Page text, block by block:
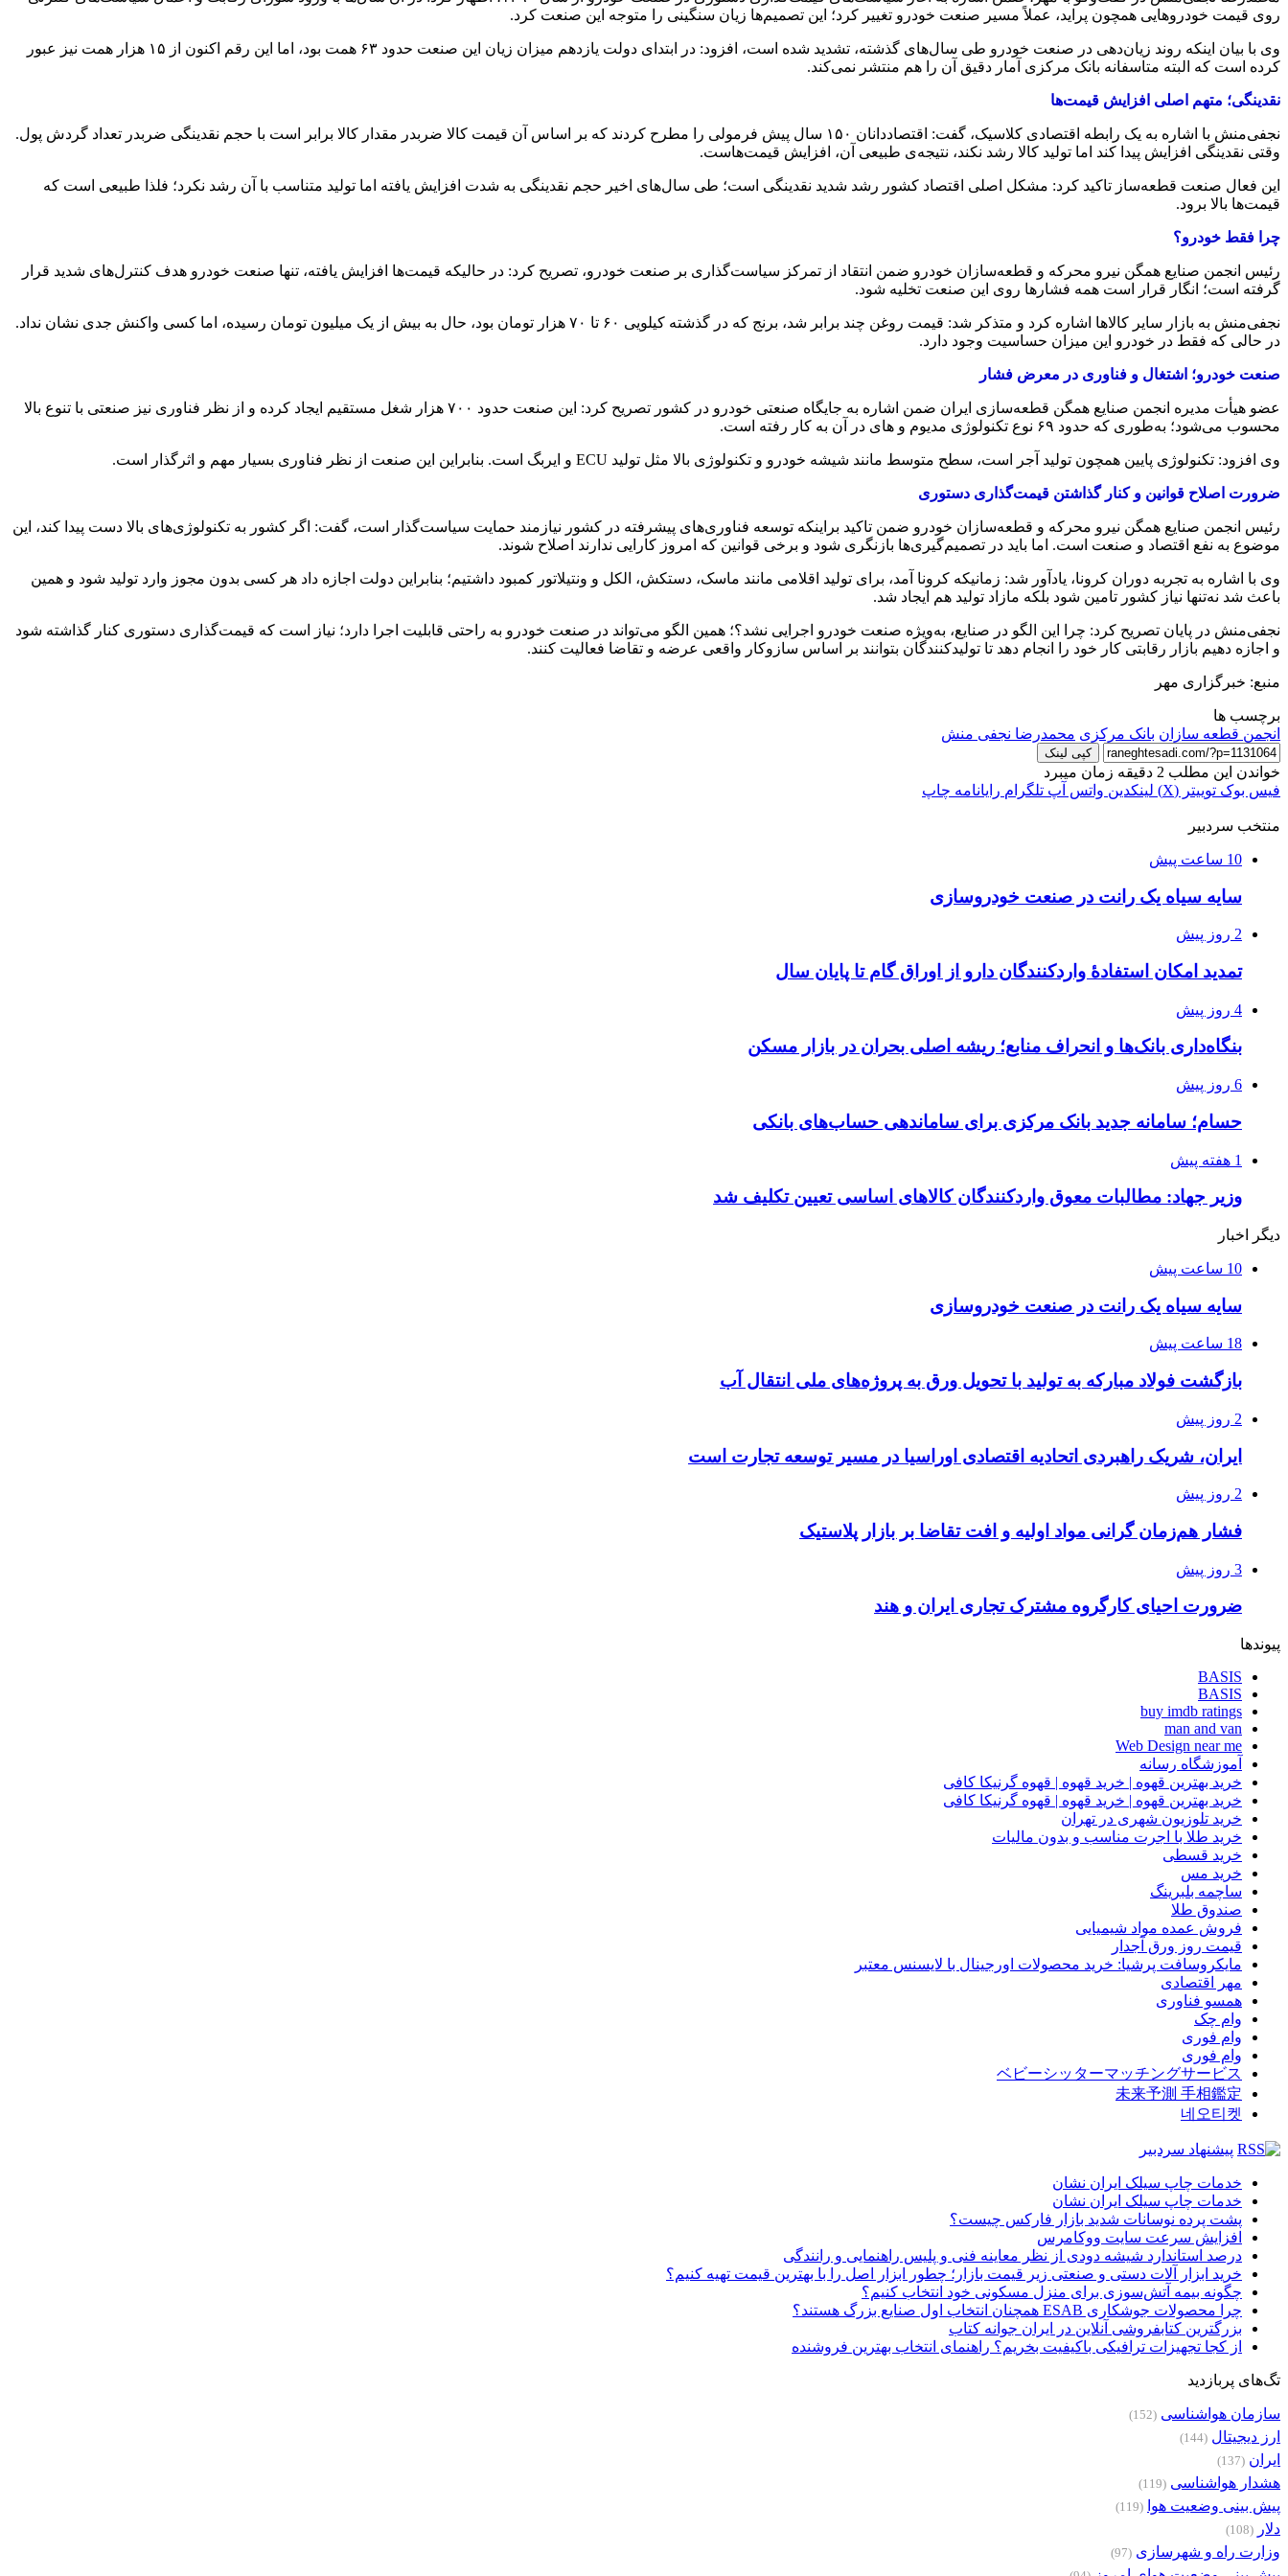
روی قیمت خودروهایی همچون پراید، عملاً مسیر صنعت خودرو تغییر کرد؛ این تصمیم‌ها زیان سنگینی را متوجه این صنعت کرد.
وی با بیان اینکه روند زیان‌دهی در صنعت خودرو طی سال‌های گذشته، تشدید شده است، افزود: در ابتدای دولت یازدهم میزان زیان این صنعت حدود ۶۳ همت بود، اما این رقم اکنون از ۱۵ هزار همت نیز عبور
کرده است که البته متاسفانه بانک مرکزی آمار دقیق آن را هم منتشر نمی‌کند.
نقدینگی؛ متهم اصلی افزایش قیمت‌ها
نجفی‌منش با اشاره به یک رابطه اقتصادی کلاسیک، گفت: اقتصاددانان ۱۵۰ سال پیش فرمولی را مطرح کردند که بر اساس آن قیمت کالا ضربدر مقدار کالا برابر است با حجم نقدینگی ضربدر تعداد گردش پول.
وقتی نقدینگی افزایش پیدا کند اما تولید کالا رشد نکند، نتیجه‌ی طبیعی آن، افزایش قیمت‌هاست.
این فعال صنعت قطعه‌ساز تاکید کرد: مشکل اصلی اقتصاد کشور رشد شدید نقدینگی است؛ طی سال‌های اخیر حجم نقدینگی به شدت افزایش یافته اما تولید متناسب با آن رشد نکرد؛ فلذا طبیعی است که
قیمت‌ها بالا برود.
چرا فقط خودرو؟
رئیس انجمن صنایع همگن نیرو محرکه و قطعه‌سازان خودرو ضمن انتقاد از تمرکز سیاست‌گذاری بر صنعت خودرو، تصریح کرد: در حالیکه قیمت‌ها افزایش یافته، تنها صنعت خودرو هدف کنترل‌های شدید قرار
گرفته است؛ انگار قرار است همه فشارها روی این صنعت تخلیه شود.
نجفی‌منش به بازار سایر کالاها اشاره کرد و متذکر شد: قیمت روغن چند برابر شد، برنج که در گذشته کیلویی ۶۰ تا ۷۰ هزار تومان بود، حال به بیش از یک میلیون تومان رسیده، اما کسی واکنش جدی نشان نداد.
در حالی که فقط در خودرو این میزان حساسیت وجود دارد.
صنعت خودرو؛ اشتغال و فناوری در معرض فشار
عضو هیأت مدیره انجمن صنایع همگن قطعه‌سازی ایران ضمن اشاره به جایگاه صنعتی خودرو در کشور تصریح کرد: این صنعت حدود ۷۰۰ هزار شغل مستقیم ایجاد کرده و از نظر فناوری نیز صنعتی با تنوع بالا
محسوب می‌شود؛ به‌طوری که حدود ۶۹ نوع تکنولوژی مدیوم و های در آن به کار رفته است.
وی افزود: تکنولوژی پایین همچون تولید آجر است، سطح متوسط مانند شیشه خودرو و تکنولوژی بالا مثل تولید ECU و ایربگ است. بنابراین این صنعت از نظر فناوری بسیار مهم و اثرگذار است.
ضرورت اصلاح قوانین و کنار گذاشتن قیمت‌گذاری دستوری
رئیس انجمن صنایع همگن نیرو محرکه و قطعه‌سازان خودرو ضمن تاکید براینکه توسعه فناوری‌های پیشرفته در کشور نیازمند حمایت سیاست‌گذار است، گفت: اگر کشور به تکنولوژی‌های بالا دست پیدا کند، این
موضوع به نفع اقتصاد و صنعت است. اما باید در تصمیم‌گیری‌ها بازنگری شود و برخی قوانین که امروز کارایی ندارند اصلاح شوند.
وی با اشاره به تجربه دوران کرونا، یادآور شد: زمانیکه کرونا آمد، برای تولید اقلامی مانند ماسک، دستکش، الکل و ونتیلاتور کمبود داشتیم؛ بنابراین دولت اجازه داد هر کسی بدون مجوز وارد تولید شود و همین
باعث شد نه‌تنها نیاز کشور تامین شود بلکه مازاد تولید هم ایجاد شد.
نجفی‌منش در پایان تصریح کرد: چرا این الگو در صنایع، به‌ویژه صنعت خودرو اجرایی نشد؟؛ همین الگو می‌تواند در صنعت خودرو به راحتی قابلیت اجرا دارد؛ نیاز است که قیمت‌گذاری دستوری کنار گذاشته شود
و اجازه دهیم بازار رقابتی کار خود را انجام دهد تا تولیدکنندگان بتوانند بر اساس سازوکار واقعی عرضه و تقاضا فعالیت کنند.
منبع: خبرگزاری مهر
برچسب ها
انجمن قطعه سازان بانک مرکزی محمدرضا نجفی منش
کپی لینک
خواندن این مطلب 2 دقیقه زمان میبرد
فیس بوک توییتر (X) لینکدین واتس آپ تلگرام رایانامه چاپ
منتخب سردبیر
10 ساعت پیش
سایه سیاه یک رانت در صنعت خودروسازی
2 روز پیش
تمدید امکان استفادۀ واردکنندگان دارو از اوراق گام تا پایان سال
4 روز پیش
بنگاه‌داری بانک‌ها و انحراف منابع؛ ریشه اصلی بحران در بازار مسکن
6 روز پیش
حسام؛ سامانه جدید بانک مرکزی برای ساماندهی حساب‌های بانکی
1 هفته پیش
وزیر جهاد: مطالبات معوق واردکنندگان کالاهای اساسی تعیین تکلیف شد
دیگر اخبار
10 ساعت پیش
سایه سیاه یک رانت در صنعت خودروسازی
18 ساعت پیش
بازگشت فولاد مبارکه به تولید با تحویل ورق به پروژه‌های ملی انتقال آب
2 روز پیش
ایران، شریک راهبردی اتحادیه اقتصادی اوراسیا در مسیر توسعه تجارت است
2 روز پیش
فشار هم‌زمان گرانی مواد اولیه و افت تقاضا بر بازار پلاستیک
3 روز پیش
ضرورت احیای کارگروه مشترک تجاری ایران و هند
پیوندها
BASIS
BASIS
buy imdb ratings
man and van
Web Design near me
آموزشگاه رسانه
خرید بهترین قهوه | خرید قهوه | قهوه گرنیکا کافی
خرید بهترین قهوه | خرید قهوه | قهوه گرنیکا کافی
خرید تلوزیون شهری در تهران
خرید طلا با اجرت مناسب و بدون مالیات
خرید قسطی
خرید مس
ساچمه بلبرینگ
صندوق طلا
فروش عمده مواد شیمیایی
قیمت روز ورق آجدار
مایکروسافت پرشیا: خرید محصولات اورجینال با لایسنس معتبر
مهر اقتصادی
همسو فناوری
وام چک
وام فوری
وام فوری
ベビーシッターマッチングサービス
未来予測 手相鑑定
네오티켓
پیشنهاد سردبیر
خدمات چاپ سیلک ایران نشان
خدمات چاپ سیلک ایران نشان
پشت پرده نوسانات شدید بازار فارکس چیست؟
افزایش سرعت سایت ووکامرس
درصد استاندارد شیشه دودی از نظر معاینه فنی و پلیس راهنمایی و رانندگی
خرید ابزار آلات دستی و صنعتی زیر قیمت بازار؛ چطور ابزار اصل را با بهترین قیمت تهیه کنیم؟
چگونه بیمه آتش‌سوزی برای منزل مسکونی خود انتخاب کنیم؟
چرا محصولات جوشکاری ESAB همچنان انتخاب اول صنایع بزرگ هستند؟
بزرگترین کتابفروشی آنلاین در ایران جوانه کتاب
از کجا تجهیزات ترافیکی باکیفیت بخریم؟ راهنمای انتخاب بهترین فروشنده
تگ‌های پربازدید
سازمان هواشناسی (152)
ارز دیجیتال (144)
ایران (137)
هشدار هواشناسی (119)
پیش بینی وضعیت هوا (119)
دلار (108)
وزارت راه و شهرسازی (97)